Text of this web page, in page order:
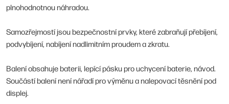
plnohodnotnou náhradou.
Samozřejmostí jsou bezpečnostní prvky, které zabraňují přebíjení,
podvybíjení, nabíjení nadlimitním proudem a zkratu.
Balení obsahuje baterii, lepící pásku pro uchycení baterie, návod.
Součástí balení není nářadí pro výměnu a nalepovací těsnění pod
displej.